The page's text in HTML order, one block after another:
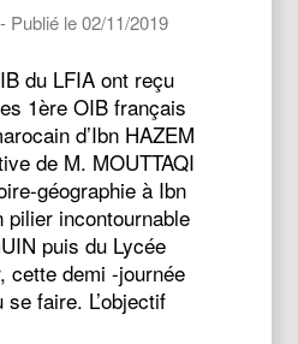
Publié le 02/11/2019
du LFIA ont reçu
1ère OIB français
d’Ibn HAZEM
de M. MOUTTAQI
géographie à Ibn
pilier incontournable
puis du Lycée
cette demi -journée
faire. L’objectif